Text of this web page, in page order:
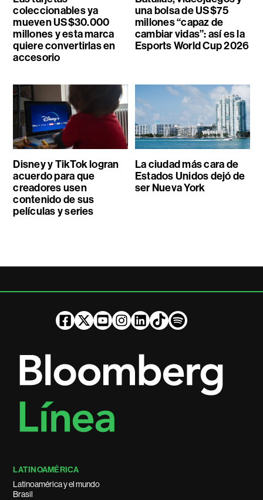
coleccionables ya
mueven US$30.000
millones y esta marca
quiere convertirlas en
accesorio
una bolsa de US$75
millones “capaz de
cambiar vidas”: así es la
Esports World Cup 2026
Disney y TikTok logran
acuerdo para que
creadores usen
contenido de sus
películas y series
La ciudad más cara de
Estados Unidos dejó de
ser Nueva York
LATINOAMÉRICA
Latinoamérica y el mundo
Brasil